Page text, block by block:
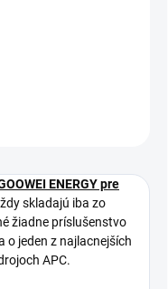
ENERGY pre
skladajú iba zo
žiadne príslušenstvo
o jeden z najlacnejších
APC.